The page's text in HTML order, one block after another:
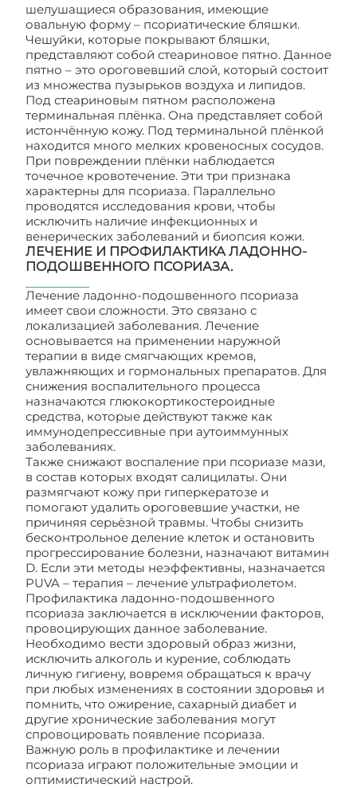
шелушащиеся образования, имеющие
овальную форму – псориатические бляшки.
Чешуйки, которые покрывают бляшки,
представляют собой стеариновое пятно. Данное
пятно – это ороговевший слой, который состоит
из множества пузырьков воздуха и липидов.
Под стеариновым пятном расположена
терминальная плёнка. Она представляет собой
истончённую кожу. Под терминальной плёнкой
находится много мелких кровеносных сосудов.
При повреждении плёнки наблюдается
точечное кровотечение. Эти три признака
характерны для псориаза. Параллельно
проводятся исследования крови, чтобы
исключить наличие инфекционных и
венерических заболеваний и биопсия кожи.
ЛЕЧЕНИЕ И ПРОФИЛАКТИКА ЛАДОННО-
ПОДОШВЕННОГО ПСОРИАЗА.
Лечение ладонно-подошвенного псориаза
имеет свои сложности. Это связано с
локализацией заболевания. Лечение
основывается на применении наружной
терапии в виде смягчающих кремов,
увлажняющих и гормональных препаратов. Для
снижения воспалительного процесса
назначаются глюкокортикостероидные
средства, которые действуют также как
иммунодепрессивные при аутоиммунных
заболеваниях.
Также снижают воспаление при псориазе мази,
в состав которых входят салицилаты. Они
размягчают кожу при гиперкератозе и
помогают удалить ороговевшие участки, не
причиняя серьёзной травмы. Чтобы снизить
бесконтрольное деление клеток и остановить
прогрессирование болезни, назначают витамин
D. Если эти методы неэффективны, назначается
PUVA – терапия – лечение ультрафиолетом.
Профилактика ладонно-подошвенного
псориаза заключается в исключении факторов,
провоцирующих данное заболевание.
Необходимо вести здоровый образ жизни,
исключить алкоголь и курение, соблюдать
личную гигиену, вовремя обращаться к врачу
при любых изменениях в состоянии здоровья и
помнить, что ожирение, сахарный диабет и
другие хронические заболевания могут
спровоцировать появление псориаза.
Важную роль в профилактике и лечении
псориаза играют положительные эмоции и
оптимистический настрой.